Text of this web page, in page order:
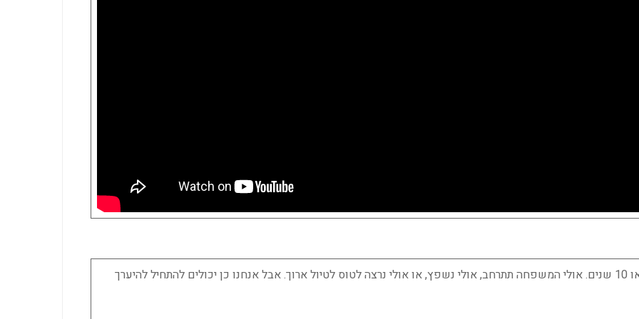
אנחנו לא יכולים לדעת מה יהיה בעוד שנה, שנתיים או 10 שנים. אולי המשפחה תתרחב, אולי נשפץ, או אולי נרצה לטוס לטיול ארוך. אבל אנחנו כן יכולים להתחיל להיערך